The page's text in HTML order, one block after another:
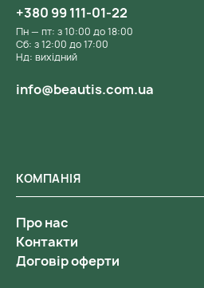
КОМПАНІЯ
Про нас
Контакти
Договір оферти
+380 99 111-01-22
Пн — пт: з 10:00 до 18:00
Сб: з 12:00 до 17:00
Нд: вихідний
info@beautis.com.ua